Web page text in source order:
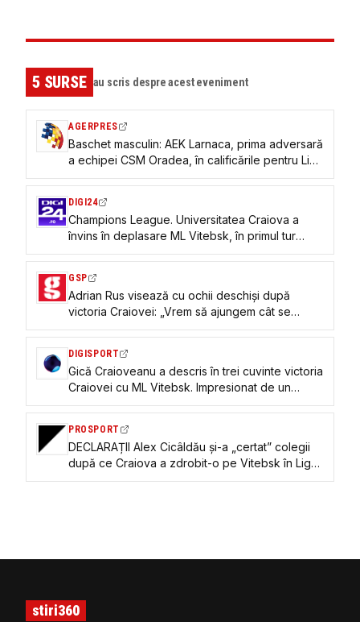
5SURSE au scris despre acest eveniment
AGERPRES
Baschet masculin: AEK Larnaca, prima adversară
a echipei CSM Oradea, în calificările pentru Liga
Campionilor
DIGI24
Champions League. Universitatea Craiova a
învins în deplasare ML Vitebsk, în primul tur
preliminar
GSP
Adrian Rus visează cu ochii deschiși după
victoria Craiovei: „Vrem să ajungem cât se
poate de departe în Liga Campionilor”
DIGISPORT
Gică Craioveanu a descris în trei cuvinte victoria
Craiovei cu ML Vitebsk. Impresionat de un
jucător: ”La superlativ”
PROSPORT
DECLARAȚII Alex Cicâldău și-a „certat” colegii
după ce Craiova a zdrobit-o pe Vitebsk în Liga
Campionilor: „Mă refer la toată echipa”
stiri360